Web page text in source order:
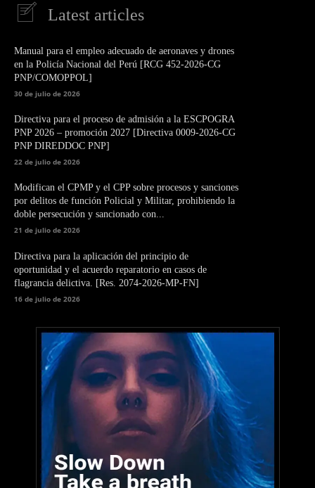
Latest articles
Manual para el empleo adecuado de aeronaves y drones
en la Policía Nacional del Perú [RCG 452-2026-CG
PNP/COMOPPOL]
30 de julio de 2026
Directiva para el proceso de admisión a la ESCPOGRA
PNP 2026 – promoción 2027 [Directiva 0009-2026-CG
PNP DIREDDOC PNP]
22 de julio de 2026
Modifican el CPMP y el CPP sobre procesos y sanciones
por delitos de función Policial y Militar, prohibiendo la
doble persecución y sancionado con...
21 de julio de 2026
Directiva para la aplicación del principio de
oportunidad y el acuerdo reparatorio en casos de
flagrancia delictiva. [Res. 2074-2026-MP-FN]
16 de julio de 2026